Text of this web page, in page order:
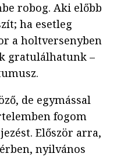
robog. Aki előbb
ha esetleg
a holtversenyben
gratulálhatunk –
de egymással
fogom
Először arra,
nyilvános